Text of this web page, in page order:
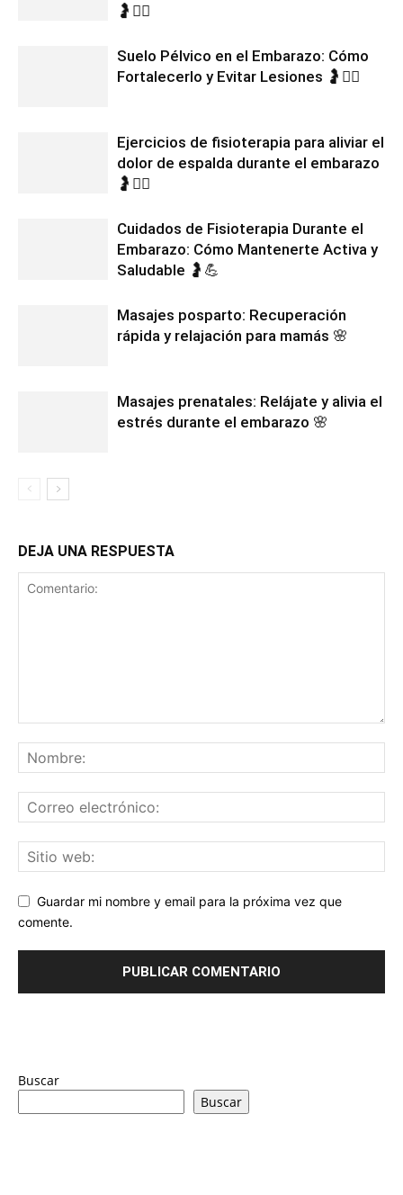
🤰💆‍♀️
Suelo Pélvico en el Embarazo: Cómo
Fortalecerlo y Evitar Lesiones 🤰🧘‍♀️
Ejercicios de fisioterapia para aliviar el
dolor de espalda durante el embarazo
🤰🧘‍♀️
Cuidados de Fisioterapia Durante el
Embarazo: Cómo Mantenerte Activa y
Saludable 🤰💪
Masajes posparto: Recuperación
rápida y relajación para mamás 🌸
Masajes prenatales: Relájate y alivia el
estrés durante el embarazo 🌸
DEJA UNA RESPUESTA
Guardar mi nombre y email para la próxima vez que
comente.
Buscar
Buscar